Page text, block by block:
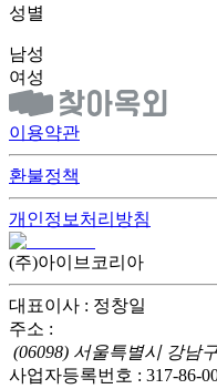
성별
남성
여성
이용약관
환불정책
개인정보처리방침
(주)아이브코리아
대표이사 : 정창일
주소 :
(06098) 서울특별시 강남
사업자등록번호 : 317-86-